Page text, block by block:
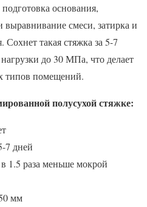
основания,
выравнивание смеси, затирка и
такая стяжка за 5-7
до 30 МПа, что делает
типов помещений.
полусухой стяжке:
7 дней
1.5 раза меньше мокрой
мм